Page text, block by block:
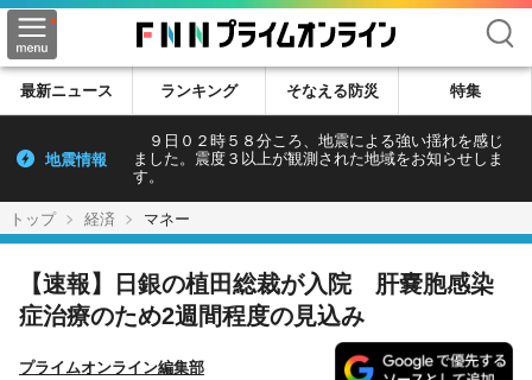
検索
最新ニュース ランキング そなえる防災 特集
地震情報
９日０２時５８分ころ、地震による強い揺れを感じ
ました。震度３以上が観測された地域をお知らせしま
す。
トップ 経済 マネー
【速報】日銀の植田総裁が入院 肝嚢胞感染
症治療のため2週間程度の見込み
プライムオンライン編集部